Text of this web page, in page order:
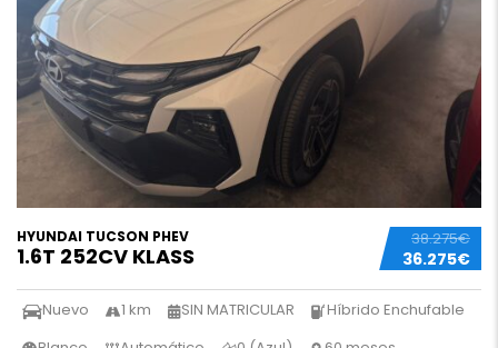
38.275€
36.275€
HYUNDAI TUCSON PHEV
1.6T 252CV KLASS
Nuevo 1 km SIN MATRICULAR
Híbrido Enchufable